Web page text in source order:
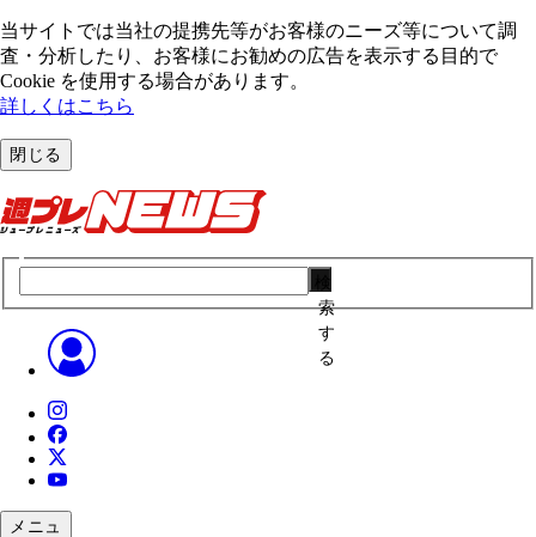
当サイトでは当社の提携先等がお客様のニーズ等について調
査・分析したり、お客様にお勧めの広告を表⽰する⽬的で
Cookie を使⽤する場合があります。
詳しくはこちら
閉じる
索
す
る
メニュ